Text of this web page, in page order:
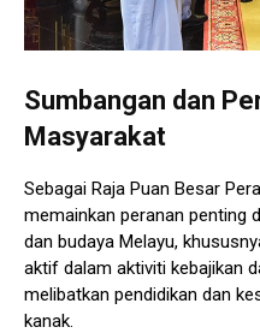
Sumbangan dan
Masyarakat
Sebagai Raja Puan Besar
memainkan peranan penting
dan budaya Melayu,
aktif dalam aktiviti kebajikan
melibatkan pendidikan dan
kanak.